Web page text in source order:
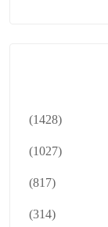
(1428)
(1027)
(817)
(314)